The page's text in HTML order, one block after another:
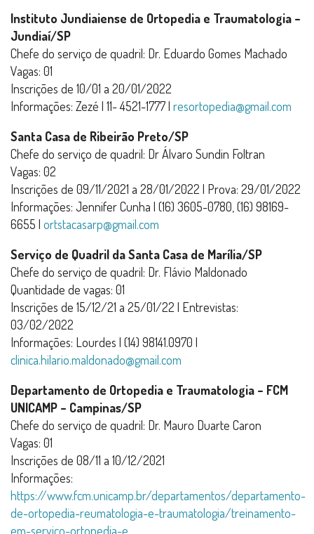
Instituto Jundiaiense de Ortopedia e Traumatologia –
Jundiaí/SP
Chefe do serviço de quadril: Dr. Eduardo Gomes Machado
Vagas: 01
Inscrições de 10/01 a 20/01/2022
Informações: Zezé | 11- 4521-1777 | resortopedia@gmail.com
Santa Casa de Ribeirão Preto/SP
Chefe do serviço de quadril: Dr Álvaro Sundin Foltran
Vagas: 02
Inscrições de 09/11/2021 a 28/01/2022 | Prova: 29/01/2022
Informações: Jennifer Cunha | (16) 3605-0780, (16) 98169-
6655 | ortstacasarp@gmail.com
Serviço de Quadril da Santa Casa de Marília/SP
Chefe do serviço de quadril: Dr. Flávio Maldonado
Quantidade de vagas: 01
Inscrições de 15/12/21 a 25/01/22 | Entrevistas:
03/02/2022
Informações: Lourdes | (14) 98141.0970 |
clinica.hilario.maldonado@gmail.com
Departamento de Ortopedia e Traumatologia – FCM
UNICAMP – Campinas/SP
Chefe do serviço de quadril: Dr. Mauro Duarte Caron
Vagas: 01
Inscrições de 08/11 a 10/12/2021
Informações:
https://www.fcm.unicamp.br/departamentos/departamento-
de-ortopedia-reumatologia-e-traumatologia/treinamento-
em-servico-ortopedia-e